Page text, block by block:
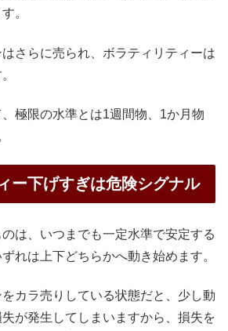
。
さらに売られ、ボラティリティーは
極限の水準とは1週間物、1か月物
ー下げすぎは危険シグナル
は、いつまでも一定水準で安定する
れは上下どちらかへ動き始めます。
カラ売りしている状態だと、少し動
が発生してしまいますから、損失を